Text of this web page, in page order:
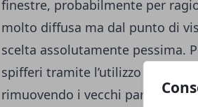
finestre, probabilmente per
molto diffusa ma dal punto di
scelta assolutamente pessima.
spifferi tramite l’utilizzo di un
rimuovendo i vecchi para